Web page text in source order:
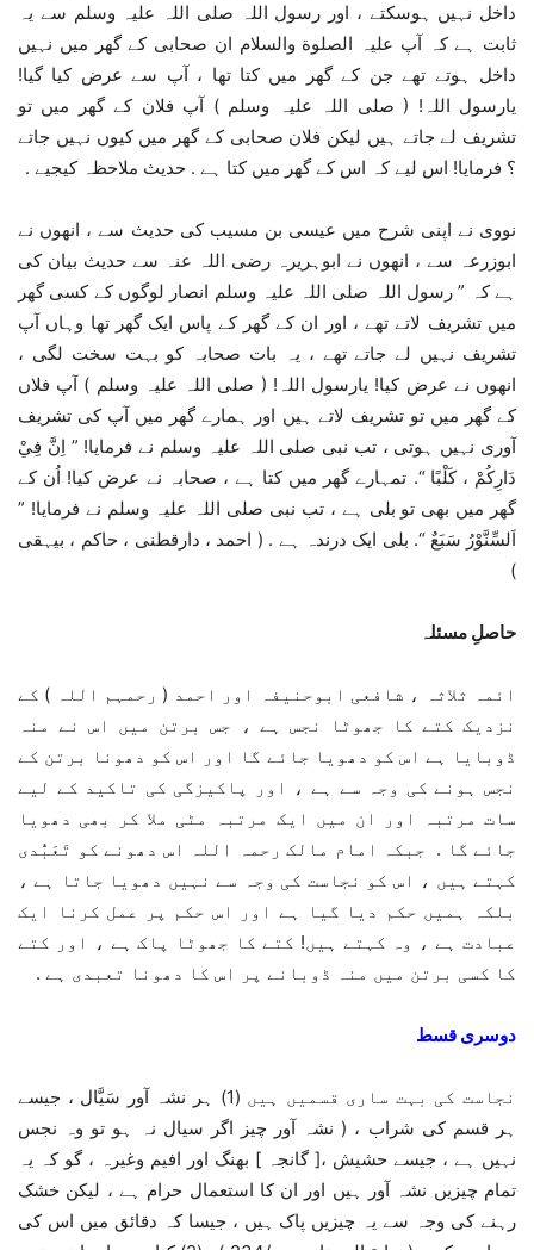
داخل نہیں ہوسکتے ، اور رسول اللہ صلی اللہ علیہ وسلم سے یہ
ثابت ہے کہ آپ علیہ الصلوة والسلام ان صحابی کے گھر میں نہیں
داخل ہوتے تھے جن کے گھر میں کتا تھا ، آپ سے عرض کیا گیا!
یارسول اللہ! ( صلی اللہ علیہ وسلم ) آپ فلان کے گھر میں تو
تشریف لے جاتے ہیں لیکن فلان صحابی کے گھر میں کیوں نہیں جاتے
؟ فرمایا! اس لیے کہ اس کے گھر میں کتا ہے . حدیث ملاحظہ کیجیے .
نووی نے اپنی شرح میں عیسی بن مسیب کی حدیث سے ، انھوں نے
ابوزرعہ سے ، انھوں نے ابوہریرہ رضی اللہ عنہ سے حدیث بیان کی
ہے کہ ” رسول اللہ صلی اللہ علیہ وسلم انصار لوگوں کے کسی گھر
میں تشریف لاتے تھے ، اور ان کے گھر کے پاس ایک گھر تھا وہاں آپ
تشریف نہیں لے جاتے تھے ، یہ بات صحابہ کو بہت سخت لگی ،
انھوں نے عرض کیا! یارسول اللہ! ( صلی اللہ علیہ وسلم ) آپ فلاں
کے گھر میں تو تشریف لاتے ہیں اور ہمارے گھر میں آپ کی تشریف
آوری نہیں ہوتی ، تب نبی صلی اللہ علیہ وسلم نے فرمایا! ” اِنَّ فِيْ
دَارِكُمْ ، كَلْبًا “. تمہارے گھر میں کتا ہے ، صحابہ نے عرض کیا! اُن کے
گھر میں بھی تو بلی ہے ، تب نبی صلی اللہ علیہ وسلم نے فرمایا! ”
اَلسِّنَّوْرُ سَبَعٌ “. بلی ایک درندہ ہے . ( احمد ، دارقطنی ، حاکم ، بیہقی
)
حاصلِ مسئلہ
ائمہ ثلاثہ ، شافعی ابوحنیفہ اور احمد ( رحمہم اللہ ) کے
نزدیک کتے کا جھوٹا نجس ہے ، جس برتن میں اس نے منہ
ڈوبایا ہے اس کو دھویا جائے گا اور اس کو دھونا برتن کے
نجس ہونے کی وجہ سے ہے ، اور پاکیزگی کی تاکید کے لیے
سات مرتبہ اور ان میں ایک مرتبہ مٹی ملا کر بھی دھویا
جائے گا . جبکہ امام مالک رحمہ اللہ اس دھونے کو تَعَبُّدی
کہتے ہیں ، اس کو نجاست کی وجہ سے نہیں دھویا جاتا ہے ،
بلکہ ہمیں حکم دیا گیا ہے اور اس حکم پر عمل کرنا ایک
عبادت ہے ، وہ کہتے ہیں! کتے کا جھوٹا پاک ہے ، اور کتے
کا کسی برتن میں منہ ڈوبانے پر اس کا دھونا تعبدی ہے .
دوسری قسط
نجاست کی بہت ساری قسمیں ہیں (1) ہر نشہ آور سَيَّال ، جیسے
ہر قسم کی شراب ، ( نشہ آور چیز اگر سیال نہ ہو تو وہ نجس
نہیں ہے ، جیسے حشيش ،[ گانجہ ] بھنگ اور افیم وغیرہ ، گو کہ یہ
تمام چیزیں نشہ آور ہیں اور ان کا استعمال حرام ہے ، لیکن خشک
رہنے کی وجہ سے یہ چیزیں پاک ہیں ، جیسا کہ دقائق میں اس کی